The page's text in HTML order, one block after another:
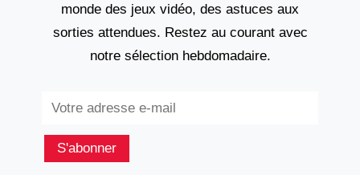
monde des jeux vidéo, des astuces aux
sorties attendues. Restez au courant avec
notre sélection hebdomadaire.
S'abonner